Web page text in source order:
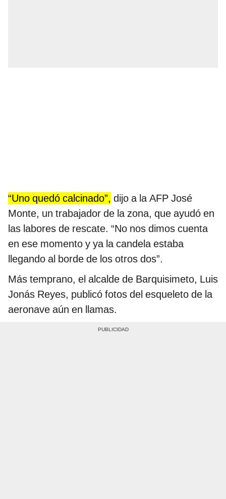
“Uno quedó calcinado”, dijo a la AFP José
Monte, un trabajador de la zona, que ayudó en
las labores de rescate. “No nos dimos cuenta
en ese momento y ya la candela estaba
llegando al borde de los otros dos”.
Más temprano, el alcalde de Barquisimeto, Luis
Jonás Reyes, publicó fotos del esqueleto de la
aeronave aún en llamas.